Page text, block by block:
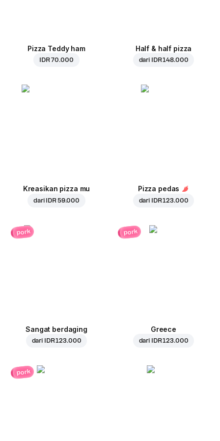
Pizza Teddy ham
IDR 70.000
Half & half pizza
dari IDR 148.000
Kreasikan pizza mu
dari IDR 59.000
Pizza pedas
dari IDR 123.000
pork
Sangat berdaging
dari IDR 123.000
pork
Greece
dari IDR 123.000
pork